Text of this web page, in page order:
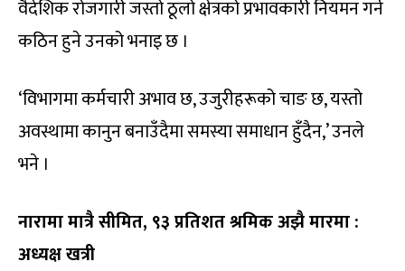
वैदेशिक रोजगारी जस्तो ठूलो क्षेत्रको प्रभावकारी नियमन गर्न
कठिन हुने उनको भनाइ छ ।
‘विभागमा कर्मचारी अभाव छ, उजुरीहरूको चाङ छ, यस्तो
अवस्थामा कानुन बनाउँदैमा समस्या समाधान हुँदैन,’ उनले
भने ।
नारामा मात्रै सीमित, ९३ प्रतिशत श्रमिक अझै मारमा :
अध्यक्ष खत्री